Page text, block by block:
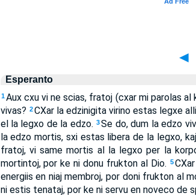
◄
Esperanto
1 Aux cxu vi ne scias, fratoj (cxar mi parolas
vivas? 2 CXar la edzinigita virino estas legxe
el la legxo de la edzo. 3Se do, dum la edzo
la edzo mortis, sxi estas libera de la legxo,
fratoj, vi same mortis al la legxo per la
mortintoj, por ke ni donu frukton al Dio. 5
energiis en niaj membroj, por doni frukton al
ni estis tenataj, por ke ni servu en noveco de